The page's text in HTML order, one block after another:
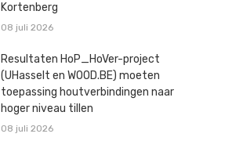
Kortenberg
08 juli 2026
Resultaten HoP_HoVer-project
(UHasselt en WOOD.BE) moeten
toepassing houtverbindingen naar
hoger niveau tillen
08 juli 2026